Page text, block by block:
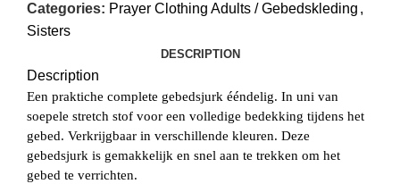
Categories: Prayer Clothing Adults / Gebedskleding ,
Sisters
DESCRIPTION
Description
Een praktiche complete gebedsjurk ééndelig. In uni van
soepele stretch stof voor een volledige bedekking tijdens het
gebed. Verkrijgbaar in verschillende kleuren. Deze
gebedsjurk is gemakkelijk en snel aan te trekken om het
gebed te verrichten.